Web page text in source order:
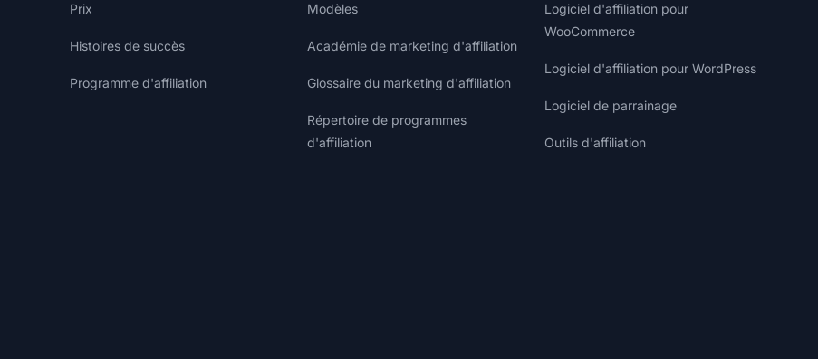
Prix
Histoires de succès
Programme d'affiliation
Modèles
Académie de marketing d'affiliation
Glossaire du marketing d'affiliation
Répertoire de programmes
d'affiliation
Logiciel d'affiliation pour
WooCommerce
Logiciel d'affiliation pour WordPress
Logiciel de parrainage
Outils d'affiliation